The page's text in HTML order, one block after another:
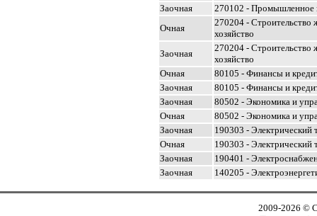
Заочная
270102 - Промышленное
Очная
270204 - Строительство
хозяйство
Заочная
270204 - Строительство
хозяйство
Очная
80105 - Финансы и
Заочная
80105 - Финансы и
Заочная
80502 - Экономика и
Очная
80502 - Экономика и
Заочная
190303 - Электрический
Очная
190303 - Электрический
Заочная
190401 -
Заочная
140205 -
2009-2026 ©